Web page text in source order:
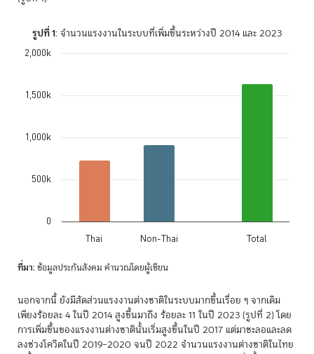
รูปที่ 1: จำนวนแรงงานในระบบที่เพิ่มขึ้นระหว่างปี 2014 และ 2023
Chart
The chart has 1 X axis displaying categories.
Thai Non-Thai Total
0
500k
1,000k
1,500k
2,000k
End of interactive chart.
ที่มา: ข้อมูลประกันสังคม คำนวณโดยผู้เขียน
นอกจากนี้ ยังมีสัดส่วนแรงงานต่างชาติในระบบมากขึ้นเรื่อย ๆ จากเดิม
เพียงร้อยละ 4 ในปี 2014 สูงขึ้นมาถึง ร้อยละ 11 ในปี 2023 (รูปที่ 2) โดย
การเพิ่มขึ้นของแรงงานต่างชาตินั้นเริ่มสูงขึ้นในปี 2017 แต่มาชะลอและลด
ลงช่วงโควิดในปี 2019–2020 จนปี 2022 จำนวนแรงงานต่างชาติในไทย